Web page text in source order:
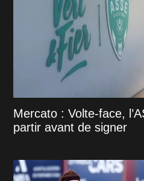
Mercato : Volte-face,
partir avant de signer